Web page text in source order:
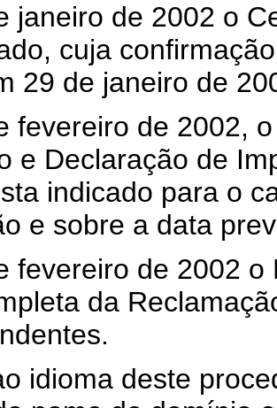
janeiro de 2002 o
cuja
29 de janeiro de
fevereiro de 2002,
e Declaração de
indicado para o
e sobre a data
fevereiro de 2002
da
idioma deste